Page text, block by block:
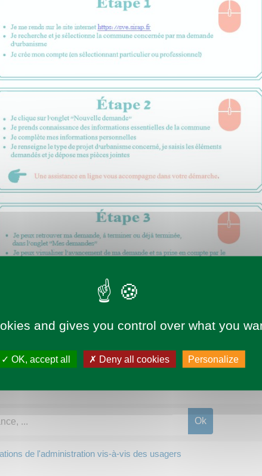
de l'administration vis-à-vis des usagers
and gives you control over what you
OK, accept all Deny all cookies Personalize